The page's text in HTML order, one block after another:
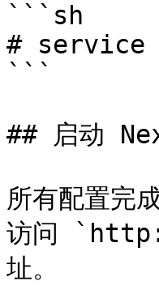
```sh
# service
```
## 启动
所有配置完
访问
址。